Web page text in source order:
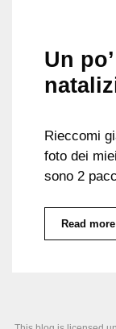
Un
Rieccomi
foto dei
sono 2
Read more